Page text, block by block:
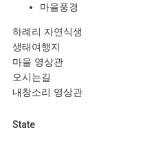
마을풍경
하례리 자연식생
생태여행지
마을 영상관
오시는길
내창소리 영상관
State